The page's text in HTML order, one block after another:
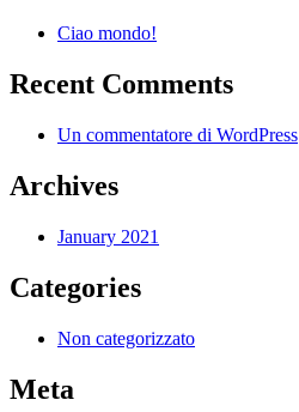
Ciao mondo!
Recent Comments
Un commentatore di WordPress
Archives
January 2021
Categories
Non categorizzato
Meta